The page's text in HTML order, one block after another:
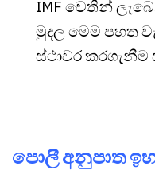
IMF වෙතින්
මුදල මෙම පහත
ස්ථාවර කරගැනීම
පොලී අනුපාත